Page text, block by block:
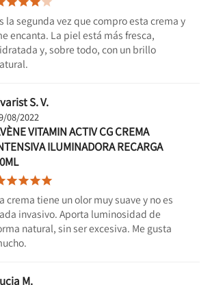
la segunda vez que compro esta crema y
encanta. La piel está más fresca,
y, sobre todo, con un brillo
S. V.
08/2022
VITAMIN ACTIV CG CREMA
ILUMINADORA RECARGA

crema tiene un olor muy suave y no es
invasivo. Aporta luminosidad de
natural, sin ser excesiva. Me gusta
M.